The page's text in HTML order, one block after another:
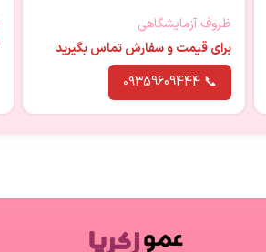
ظروف آزمایشگاهی
برای قیمت و سفارش تماس بگیرید
📞 ۰۹۳59609444